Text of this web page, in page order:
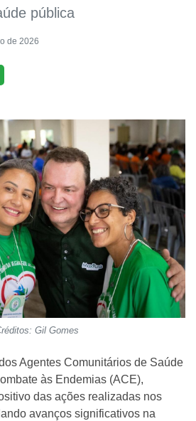
pública
de 2026
Gil Gomes
Agentes Comunitários de Saúde
às Endemias (ACE),
das ações realizadas nos
avanços significativos na